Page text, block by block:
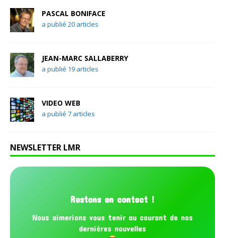
PASCAL BONIFACE
a publié 20 articles
JEAN-MARC SALLABERRY
a publié 19 articles
VIDEO WEB
a publié 7 articles
NEWSLETTER LMR
Restons en contact !
Nous aimerions vous tenir au courant de nos
dernières nouvelles